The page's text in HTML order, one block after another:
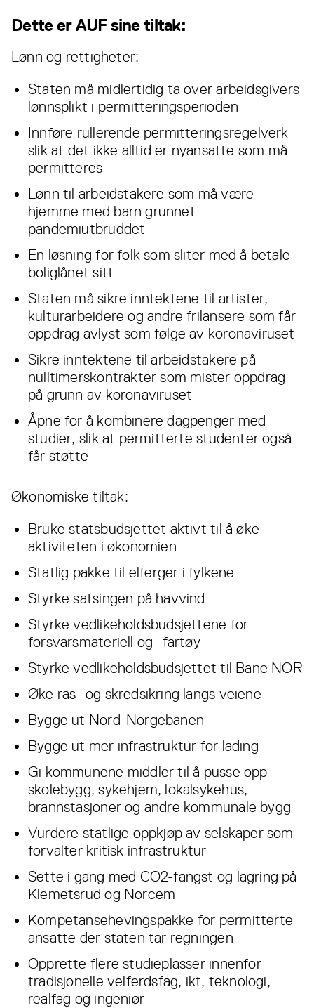
Dette er AUF sine tiltak:
Lønn og rettigheter:
Staten må midlertidig ta over arbeidsgivers
lønnsplikt i permitteringsperioden
Innføre rullerende permitteringsregelverk
slik at det ikke alltid er nyansatte som må
permitteres
Lønn til arbeidstakere som må være
hjemme med barn grunnet
pandemiutbruddet
En løsning for folk som sliter med å betale
boliglånet sitt
Staten må sikre inntektene til artister,
kulturarbeidere og andre frilansere som får
oppdrag avlyst som følge av koronaviruset
Sikre inntektene til arbeidstakere på
nulltimerskontrakter som mister oppdrag
på grunn av koronaviruset
Åpne for å kombinere dagpenger med
studier, slik at permitterte studenter også
får støtte
Økonomiske tiltak:
Bruke statsbudsjettet aktivt til å øke
aktiviteten i økonomien
Statlig pakke til elferger i fylkene
Styrke satsingen på havvind
Styrke vedlikeholdsbudsjettene for
forsvarsmateriell og -fartøy
Styrke vedlikeholdsbudsjettet til Bane NOR
Øke ras- og skredsikring langs veiene
Bygge ut Nord-Norgebanen
Bygge ut mer infrastruktur for lading
Gi kommunene middler til å pusse opp
skolebygg, sykehjem, lokalsykehus,
brannstasjoner og andre kommunale bygg
Vurdere statlige oppkjøp av selskaper som
forvalter kritisk infrastruktur
Sette i gang med CO2-fangst og lagring på
Klemetsrud og Norcem
Kompetansehevingspakke for permitterte
ansatte der staten tar regningen
Opprette flere studieplasser innenfor
tradisjonelle velferdsfag, ikt, teknologi,
realfag og ingeniør